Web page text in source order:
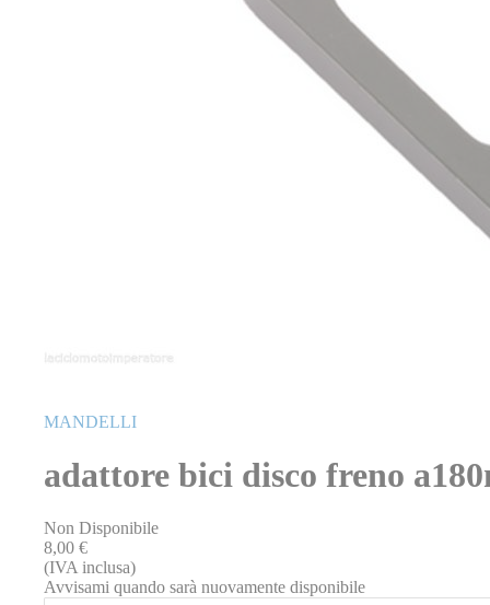
all'inizio
di
MANDELLI
adattore bici disco freno
Non Disponibile
8,00 €
(IVA inclusa)
Avvisami quando sarà nuovamente disponibile